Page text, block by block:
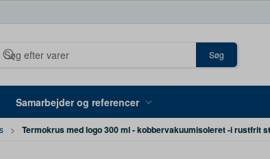
Søg
Samarbejder og referencer
Termokrus med logo 300 ml - kobbervakuumisoleret -i rustfrit